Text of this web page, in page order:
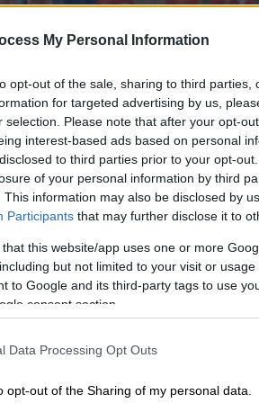
My Personal Information
opt-out of the sale, sharing to third
for targeted advertising by us,
selection. Please note that after your opt-
interest-based ads based on personal
to third parties prior to your opt-
of your personal information by third
This information may also be disclosed by
Participants that may further disclose it to
that this website/app uses one or more
but not limited to your visit or
to Google and its third-party tags to use
consent section.
Data Processing Opt Outs
opt-out of the Sharing of my personal data.
το ΕΘΝΟΣ στη Google
κατέλαβε την
καλύτερη επίδοση τα 7,66